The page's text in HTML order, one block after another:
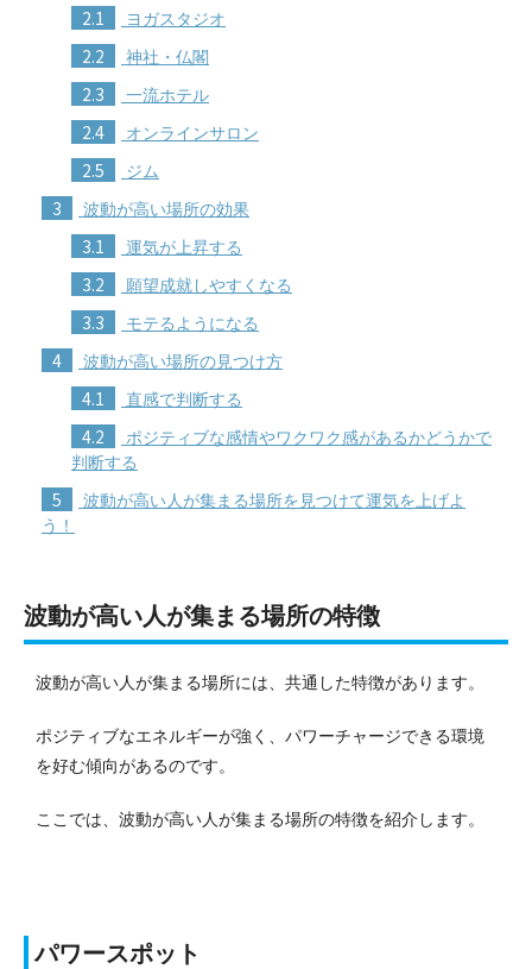
2.1 ヨガスタジオ
2.2 神社・仏閣
2.3 一流ホテル
2.4 オンラインサロン
2.5 ジム
3 波動が高い場所の効果
3.1 運気が上昇する
3.2 願望成就しやすくなる
3.3 モテるようになる
4 波動が高い場所の見つけ方
4.1 直感で判断する
4.2
ポジティブな感情やワクワク感があるかどうかで
判断する
5
波動が高い人が集まる場所を見つけて運気を上げよ
う！
波動が高い人が集まる場所の特徴
波動が高い人が集まる場所には、共通した特徴があります。
ポジティブなエネルギーが強く、パワーチャージできる環境
を好む傾向があるのです。
ここでは、波動が高い人が集まる場所の特徴を紹介します。
パワースポット